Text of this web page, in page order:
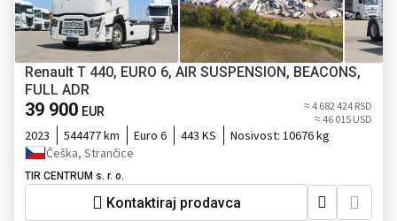
Renault T 440, EURO 6, AIR SUSPENSION, BEACONS,
FULL ADR
39 900 EUR
≈ 4 682 424 RSD
≈ 46 015 USD
2023 544477 km Euro 6 443 KS Nosivost: 10676 kg
Češka, Strančice
TIR CENTRUM s. r. o.
Kontaktiraj prodavca